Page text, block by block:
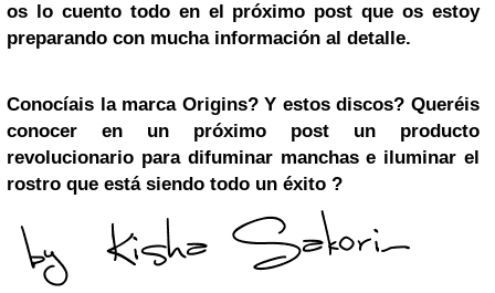
os lo cuento todo en el próximo post que os estoy
preparando con mucha información al detalle.
Conocíais la marca Origins? Y estos discos? Queréis
conocer en un próximo post un producto
revolucionario para difuminar manchas e iluminar el
rostro que está siendo todo un éxito ?